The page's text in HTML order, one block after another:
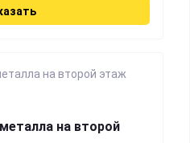
на второй